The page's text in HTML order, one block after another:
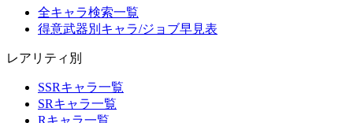
全キャラ検索一覧
得意武器別キャラ/ジョブ早見表
レアリティ別
SSRキャラ一覧
SRキャラ一覧
Rキャラ一覧